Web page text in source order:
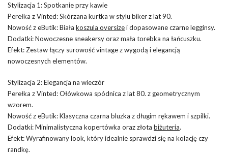
Stylizacja 1: Spotkanie przy kawie
Perełka z Vinted: Skórzana kurtka w stylu biker z lat 90.
Nowość z eButik: Biała koszula oversizei dopasowane czarne legginsy.
Dodatki: Nowoczesne sneakersy oraz mała torebka na łańcuszku.
Efekt: Zestaw łączy surowość vintage z wygodą i elegancją
nowoczesnych elementów.
Stylizacja 2: Elegancja na wieczór
Perełka z Vinted: Ołówkowa spódnica z lat 80. z geometrycznym
wzorem.
Nowość z eButik: Klasyczna czarna bluzka z długim rękawem i szpilki.
Dodatki: Minimalistyczna kopertówka oraz złota biżuteria.
Efekt: Wyrafinowany look, który idealnie sprawdzi się na kolację czy
randkę.